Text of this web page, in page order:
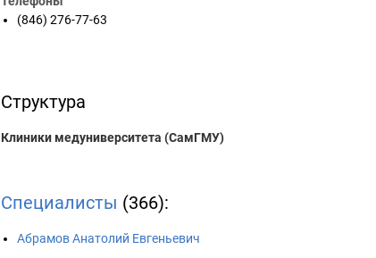
(846) 276-77-63
Структура
Клиники медуниверситета (СамГМУ)
Специалисты (366):
Абрамов Анатолий Евгеньевич